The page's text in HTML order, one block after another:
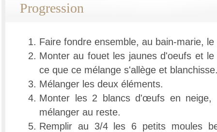
Progression
Faire fondre ensemble, au bain-marie,
Monter au fouet les jaunes d'oeufs et
ce que ce mélange s'allège et
Mélanger les deux éléments.
Monter les 2 blancs d'œufs en
mélanger au reste.
Remplir au 3/4 les 6 petits moules